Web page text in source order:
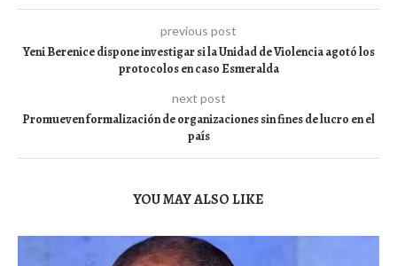
previous post
Yeni Berenice dispone investigar si la Unidad de Violencia agotó los
protocolos en caso Esmeralda
next post
Promueven formalización de organizaciones sin fines de lucro en el
país
YOU MAY ALSO LIKE